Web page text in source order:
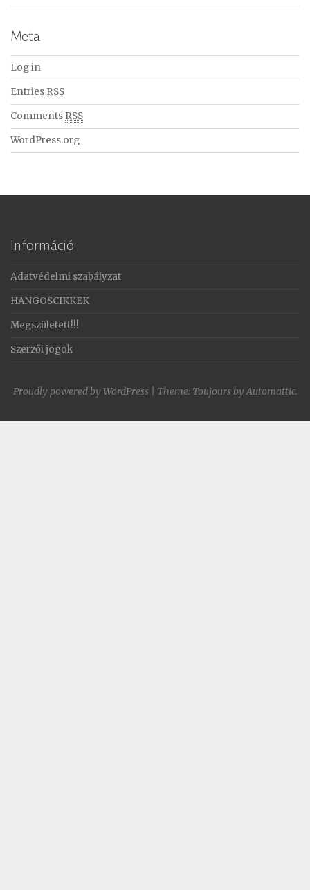
Meta
Log in
Entries RSS
Comments RSS
WordPress.org
Információ
Adatvédelmi szabályzat
HANGOSCIKKEK
Megszületett!!!
Szerzői jogok
Proudly powered by WordPress Theme: Toujours byAutomattic.